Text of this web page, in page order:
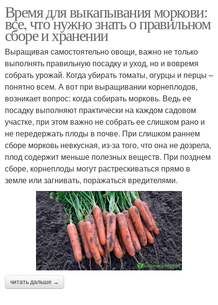
Время для выкапывания моркови:
все, что нужно знать о правильном
сборе и хранении
Выращивая самостоятельно овощи, важно не только
выполнять правильную посадку и уход, но и вовремя
собрать урожай. Когда убирать томаты, огурцы и перцы –
понятно всем. А вот при выращивании корнеплодов,
возникает вопрос: когда собирать морковь. Ведь ее
посадку выполняют практически на каждом садовом
участке, при этом важно не собрать ее слишком рано и
не передержать плоды в почве. При слишком раннем
сборе морковь невкусная, из-за того, что она не дозрела,
плод содержит меньше полезных веществ. При позднем
сборе, корнеплоды могут растрескиваться прямо в
земле или загнивать, поражаться вредителями.
читать дальше →